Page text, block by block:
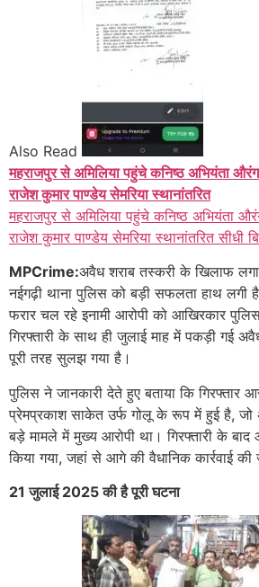
Also Read
महराजपुर से अमिलिया पहुंचे कनिष्ठ अभियंता
राजेश कुमार पाण्डेय सेमरिया स्थानांतरित
महराजपुर से अमिलिया पहुंचे कनिष्ठ अभियंता
राजेश कुमार पाण्डेय सेमरिया स्थानांतरित सीधी
MPCrime:अवैध शराब तस्करी के खिलाफ
नईगढ़ी थाना पुलिस को बड़ी सफलता हाथ लगी
फरार चल रहे इनामी आरोपी को आखिरकार
गिरफ्तारी के साथ ही जुलाई माह में पकड़ी गई
पूरी तरह सुलझ गया है।
पुलिस ने जानकारी देते हुए बताया कि गिरफ्तार
प्रेमप्रकाश साकेत उर्फ गोलू के रूप में हुई है,
बड़े मामले में मुख्य आरोपी था। गिरफ्तारी के बाद
किया गया, जहां से आगे की वैधानिक कार्रवाई की
21 जुलाई 2025 की है पूरी घटना